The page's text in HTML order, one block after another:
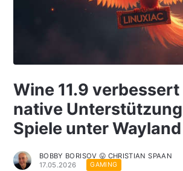
Wine 11.9 verbessert
native
Spiele unter Wayland
BOBBY BORISOV 😛 CHRISTIAN SPAAN
17.05.2026
GAMING